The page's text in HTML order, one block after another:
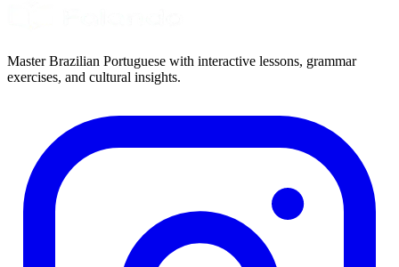
Master Brazilian Portuguese with interactive lessons, grammar
exercises, and cultural insights.